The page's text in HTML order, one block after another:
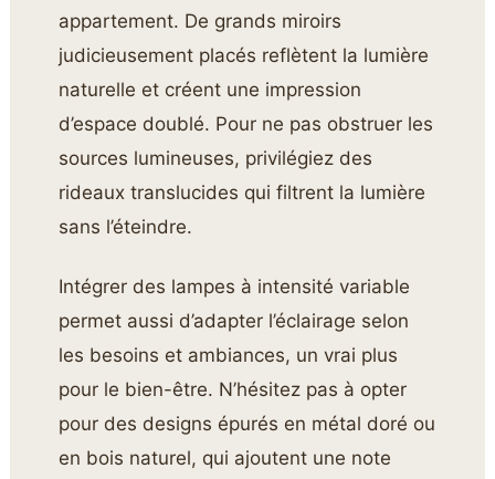
appartement. De grands miroirs
judicieusement placés reflètent la lumière
naturelle et créent une impression
d’espace doublé. Pour ne pas obstruer les
sources lumineuses, privilégiez des
rideaux translucides qui filtrent la lumière
sans l’éteindre.
Intégrer des lampes à intensité variable
permet aussi d’adapter l’éclairage selon
les besoins et ambiances, un vrai plus
pour le bien-être. N’hésitez pas à opter
pour des designs épurés en métal doré ou
en bois naturel, qui ajoutent une note